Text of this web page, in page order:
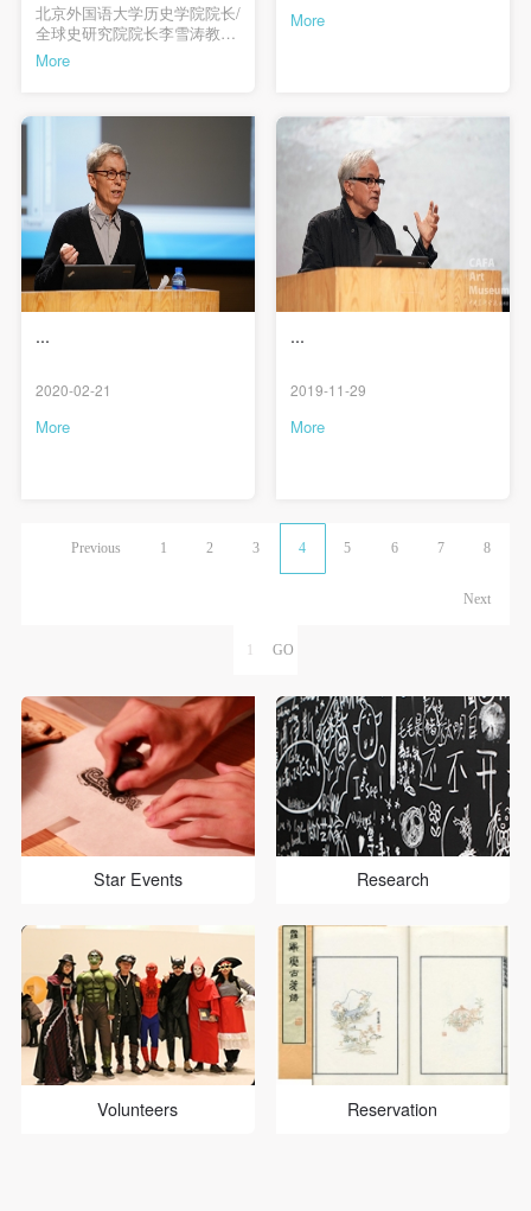
北京外国语大学历史学院院长/
全球史研究院院长李雪涛教授
首讲，讲座主题为“作为方法论
的全球史与跨文化研究”
More
More
...
2020-02-21
More
...
2019-11-29
More
Previous 1 2 3 4 5 6 7 8
Next
Star Events Research
Volunteers Reservation